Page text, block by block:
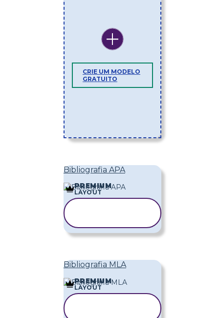
CRIE UM MODELO
GRATUITO
Bibliografia APA
PREMIUM
LAYOUT
Bibliografia MLA
PREMIUM
LAYOUT